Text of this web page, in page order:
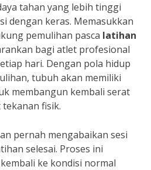
tahan yang lebih tinggi
dengan keras. Memasukkan
pemulihan pasca latihan
bagi atlet profesional
hari. Dengan pola hidup
tubuh akan memiliki
membangun kembali serat
fisik.
pernah mengabaikan sesi
selesai. Proses ini
ke kondisi normal